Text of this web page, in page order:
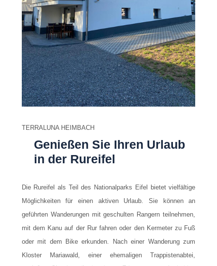
TERRALUNA HEIMBACH
Genießen Sie Ihren Urlaub
in der Rureifel
Die Rureifel als Teil des Nationalparks Eifel bietet vielfältige
Möglichkeiten für einen aktiven Urlaub. Sie können an
geführten Wanderungen mit geschulten Rangern teilnehmen,
mit dem Kanu auf der Rur fahren oder den Kermeter zu Fuß
oder mit dem Bike erkunden. Nach einer Wanderung zum
Kloster Mariawald, einer ehemaligen Trappistenabtei,